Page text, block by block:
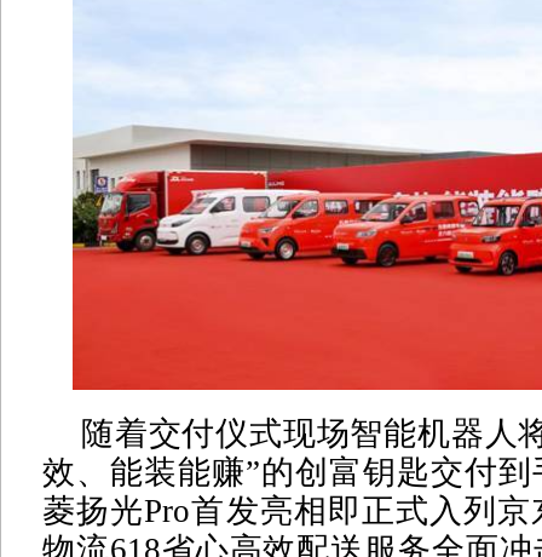
随着交付仪式现场智能机器人
效、能装能赚”的创富钥匙交付
菱扬光Pro首发亮相即正式入列
物流618省心高效配送服务全面